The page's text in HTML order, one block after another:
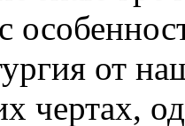
от
чертах,